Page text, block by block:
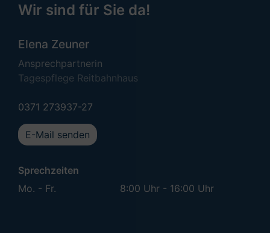
Wir sind für Sie da!
Elena Zeuner
Ansprechpartnerin
Tagespflege Reitbahnhaus
0371 273937-27
E-Mail senden
Sprechzeiten
Mo. - Fr.
8:00 Uhr - 16:00 Uhr